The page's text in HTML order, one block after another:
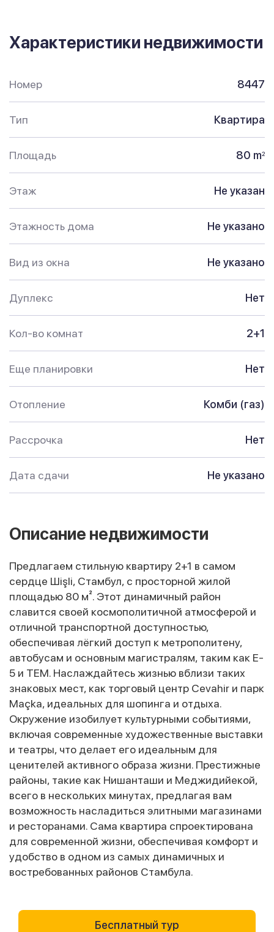
Характеристики недвижимости
Номер 8447
Тип Квартира
Площадь 80 m2
Этаж Не указан
Этажность дома Не указано
Вид из окна Не указано
Дуплекс Нет
Кол-во комнат 2+1
Еще планировки Нет
Отопление Комби (газ)
Рассрочка Нет
Дата сдачи Не указано
Описание недвижимости
Предлагаем стильную квартиру 2+1 в самом
сердце Шişli, Стамбул, с просторной жилой
площадью 80 м². Этот динамичный район
славится своей космополитичной атмосферой и
отличной транспортной доступностью,
обеспечивая лёгкий доступ к метрополитену,
автобусам и основным магистралям, таким как E-
5 и TEM. Наслаждайтесь жизнью вблизи таких
знаковых мест, как торговый центр Cevahir и парк
Maçka, идеальных для шопинга и отдыха.
Окружение изобилует культурными событиями,
включая современные художественные выставки
и театры, что делает его идеальным для
ценителей активного образа жизни. Престижные
районы, такие как Нишанташи и Меджидийекой,
всего в нескольких минутах, предлагая вам
возможность насладиться элитными магазинами
и ресторанами. Сама квартира спроектирована
для современной жизни, обеспечивая комфорт и
удобство в одном из самых динамичных и
востребованных районов Стамбула.
Бесплатный тур